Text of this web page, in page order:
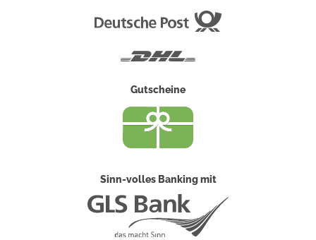
Gutscheine
Sinn-volles Banking mit